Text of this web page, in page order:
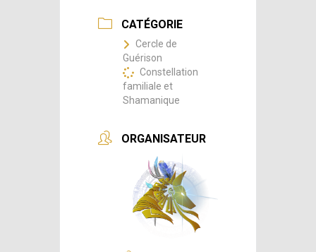
CATÉGORIE
Cercle de
Guérison
Constellation
familiale et
Shamanique
ORGANISATEUR